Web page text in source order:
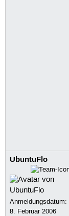
UbuntuFlo
Anmeldungsdatum:
8. Februar 2006